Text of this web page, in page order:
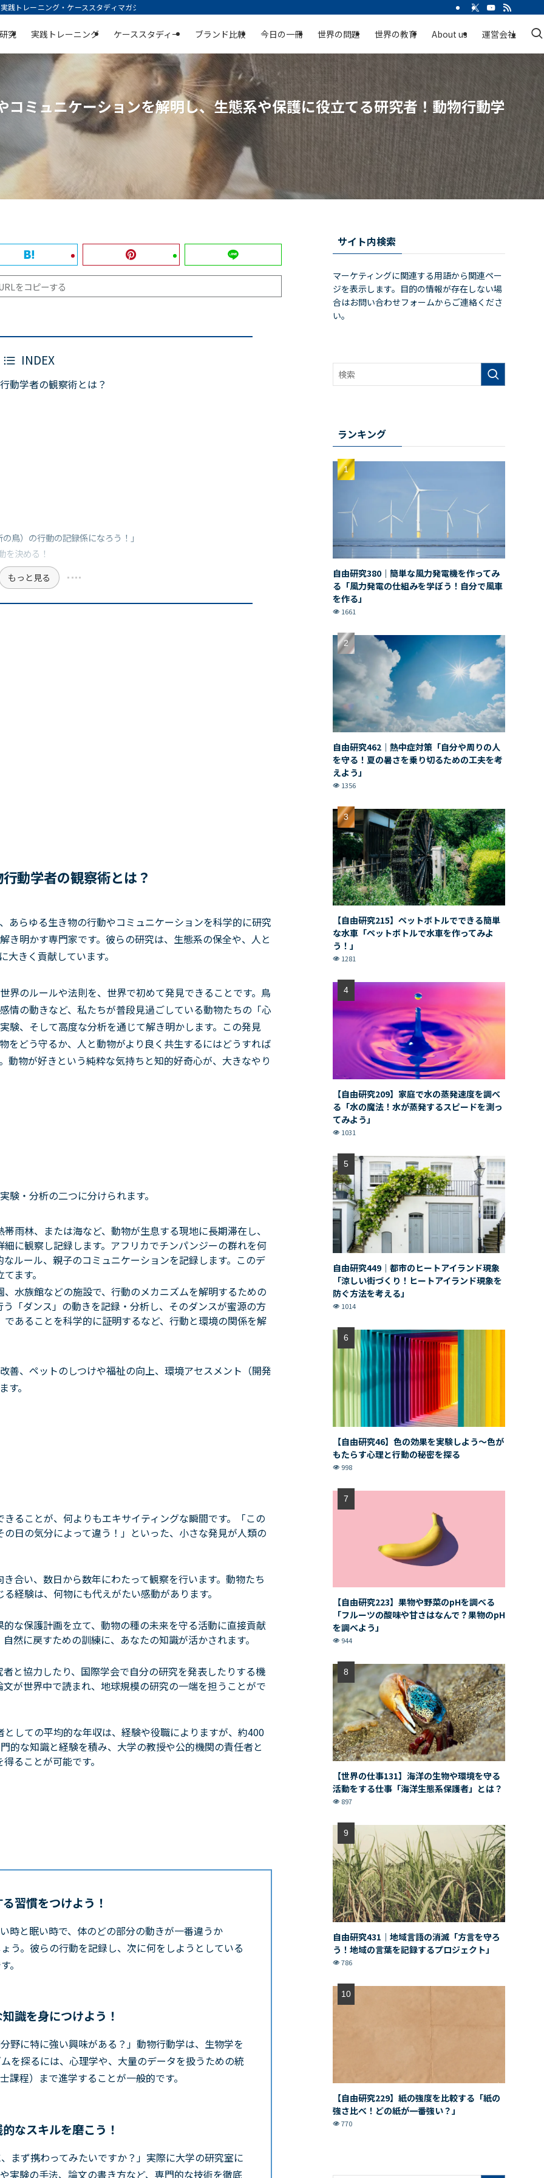
トレーニング・ケーススタディマガジン | 空庭
究 実践トレーニング ケーススタディー ブランド比較 今日の一冊 世界の問題 世界の教育 About us 運営会社
コミュニケーションを解明し、生態系や保護に役立てる研究者！動物行動学
をコピーする
INDEX
動学者の観察術とは？
鳥）の行動の記録係になろう！」
決める！
もっと見る
動学者の観察術とは？
あらゆる生き物の行動やコミュニケーションを科学的に研究
き明かす専門家です。彼らの研究は、生態系の保全や、人と
きく貢献しています。
界のルールや法則を、世界で初めて発見できることです。鳥
情の動きなど、私たちが普段見過ごしている動物たちの「心
験、そして高度な分析を通じて解き明かします。この発見
をどう守るか、人と動物がより良く共生するにはどうすれば
動物が好きという純粋な気持ちと知的好奇心が、大きなやり
・分析の二つに分けられます。
帯雨林、または海など、動物が生息する現地に長期滞在し、
に観察し記録します。 アフリカでチンパンジーの群れを何
ルール、親子のコミュニケーションを記録します。このデ
ます。
、水族館などの施設で、行動のメカニズムを解明するための
「ダンス」の動きを記録・分析し、そのダンスが蜜源の方
あることを科学的に証明するなど、行動と環境の関係を解
善、ペットのしつけや福祉の向上、環境アセスメント（開発
。
ることが、何よりもエキサイティングな瞬間です。「この
日の気分によって違う！」といった、小さな発見が人類の
合い、数日から数年にわたって観察を行います。動物たち
経験は、何物にも代えがたい感動があります。
な保護計画を立て、動物の種の未来を守る活動に直接貢献
然に戻すための訓練に、あなたの知識が活かされます。
と協力したり、国際学会で自分の研究を発表したりする機
が世界中で読まれ、地球規模の研究の一端を担うことがで
しての平均的な年収は、経験や役職によりますが、約400
的な知識と経験を積み、大学の教授や公的機関の責任者と
ることが可能です。
習慣をつけよう！
時と眠い時で、体のどの部分の動きが一番違うか
う。彼らの行動を記録し、次に何をしようとしている
。
識を身につけよう！
野に特に強い興味がある？」 動物行動学は、生物学を
を探るには、心理学や、大量のデータを扱うための統
程）まで進学することが一般的です。
なスキルを磨こう！
まず携わってみたいですか？」 実際に大学の研究室に
実験の手法、論文の書き方など、専門的な技術を徹底
サイト内検索
マーケティングに関連する用語から関連ペー
ジを表示します。目的の情報が存在しない場
合はお問い合わせフォームからご連絡くださ
い。
ランキング
自由研究380｜簡単な風力発電機を作ってみ
る「風力発電の仕組みを学ぼう！自分で風車
を作る」
1661
自由研究462｜熱中症対策「自分や周りの人
を守る！夏の暑さを乗り切るための工夫を考
えよう」
1356
【自由研究215】ペットボトルでできる簡単
な水車「ペットボトルで水車を作ってみよ
う！」
1281
【自由研究209】家庭で水の蒸発速度を調べ
る「水の魔法！水が蒸発するスピードを測っ
てみよう」
1031
自由研究449｜都市のヒートアイランド現象
「涼しい街づくり！ヒートアイランド現象を
防ぐ方法を考える」
1014
【自由研究46】色の効果を実験しよう〜色が
もたらす心理と行動の秘密を探る
998
【自由研究223】果物や野菜のpHを調べる
「フルーツの酸味や甘さはなんで？果物のpH
を調べよう」
944
【世界の仕事131】海洋の生物や環境を守る
活動をする仕事「海洋生態系保護者」とは？
897
自由研究431｜地域言語の消滅「方言を守ろ
う！地域の言葉を記録するプロジェクト」
786
【自由研究229】紙の強度を比較する「紙の
強さ比べ！どの紙が一番強い？」
770